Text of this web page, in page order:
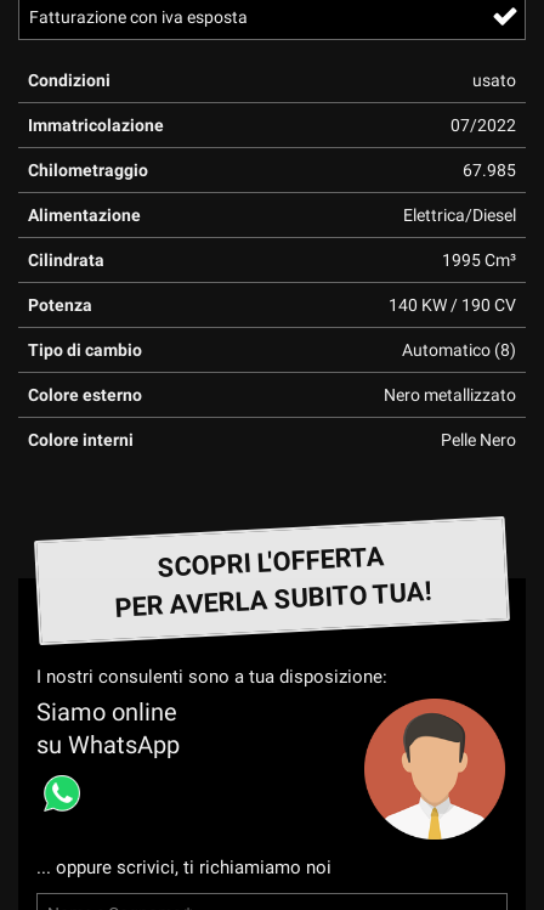
Fatturazione con iva esposta
Condizioni usato
Immatricolazione 07/2022
Chilometraggio 67.985
Alimentazione Elettrica/Diesel
Cilindrata 1995 Cm³
Potenza 140 KW / 190 CV
Tipo di cambio Automatico (8)
Colore esterno Nero metallizzato
Colore interni Pelle Nero
SCOPRI L'OFFERTA
PER AVERLA SUBITO TUA!
I nostri consulenti sono a tua disposizione:
Siamo online
su WhatsApp
... oppure scrivici, ti richiamiamo noi
questi
di
si
rimanda
alla
cookie
policy.
Puoi
rivedere
modificare
le
tue
scelte
qualsiasi
Cookie delle preferenze
Cookie per il miglioramento dell'esperienza utente
Cookie di marketing